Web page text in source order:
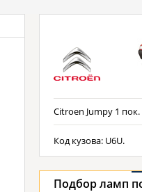
Citroen Jumpy 1
Код кузова: U6U.
Подбор ламп